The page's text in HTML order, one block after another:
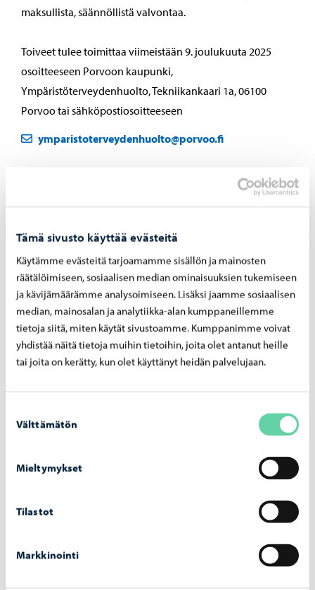
Tämä sivusto käyttää evästeitä
Käytämme evästeitä tarjoamamme sisällön ja mainosten
räätälöimiseen, sosiaalisen median ominaisuuksien tukemiseen
ja kävijämäärämme analysoimiseen. Lisäksi jaamme sosiaalisen
median, mainosalan ja analytiikka-alan kumppaneillemme
tietoja siitä, miten käytät sivustoamme. Kumppanimme voivat
yhdistää näitä tietoja muihin tietoihin, joita olet antanut heille
tai joita on kerätty, kun olet käyttänyt heidän palvelujaan.
valinta
Välttämätön
Mieltymykset
Tilastot
Markkinointi
maksullista, säännöllistä valvontaa.
Toiveet tulee toimittaa viimeistään 9. joulukuuta 2025
osoitteeseen Porvoon kaupunki,
Ympäristöterveydenhuolto, Tekniikankaari 1a, 06100
Porvoo tai sähköpostiosoitteeseen
ymparistoterveydenhuolto@porvoo.fi
Lisätietoja:
Valvontasuunnitelma 2025
Ympäristöterveydenhuolto
Jaa FacebookJaa LinkedInJaa WhatsApp
Lapinjärven kirkonkylän uimarannan
Ympäristöterveydenhuolto-1.6.2026